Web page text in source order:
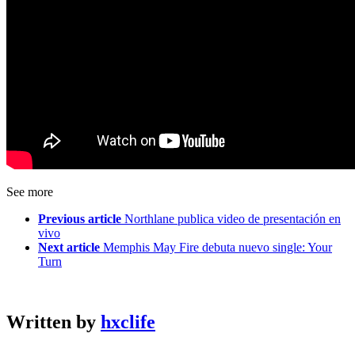
See more
Previous article Northlane publica video de presentación en
vivo
Next article Memphis May Fire debuta nuevo single: Your
Turn
Written by hxclife